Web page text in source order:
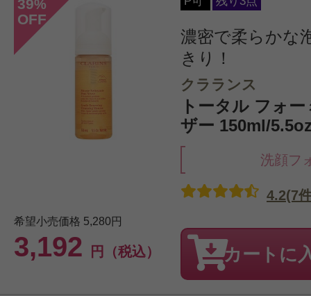
39%
OFF
濃密で柔らかな
きり！
クラランス
トータル フォ
ザー 150ml/
洗顔フ
希望小売価格 5,280円
3,192 円（税込）
4.2(7
カートに